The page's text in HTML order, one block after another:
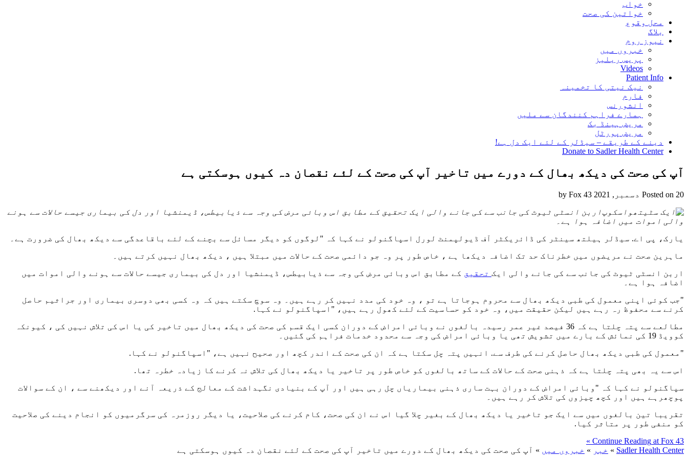
خواب
خواتین کی صحت
محل وقوع
بلاگ
نیوز روم
خبروں میں
پریس ریلیز
Videos
Patient Info
نیک نیتی کا تخمینہ
فارم
انشورنس
ہمارے فراہم کنندگان سے ملیں
مریض ہینڈ بک
مریض پورٹل
دینے کے طریقے – سیڈلر کے لئے ایک دل ہے!
Donate to Sadler Health Center
آپ کی صحت کی دیکھ بھال کے دورے میں تاخیر آپ کی صحت کے لئے نقصان دہ کیوں ہوسکتی ہے
Posted on 20 دسمبر, 2021
اربن انسٹی ٹیوٹ کی جانب سے کی جانے والی ایک تحقیق کے مطابق اس وبائی مرض کی وجہ سے ذیابیطس، ڈیمنشیا اور دل کی بیماری جیسے حالات سے ہونے
والی اموات میں اضافہ ہوا ہے۔
یارک، پی اے. سیڈلر ہیلتھ سینٹر کی ڈائریکٹر آف ڈیولپمنٹ لورل اسپاگنولو نے کہا کہ "لوگوں کو دیگر مسائل سے بچنے کے لئے باقاعدگی سے دیکھ بھال کی ضرورت ہے۔
ماہرین صحت نے مریضوں میں خطرناک حد تک اضافہ دیکھا ہے ، خاص طور پر وہ جو دائمی صحت کے حالات میں مبتلا ہیں ، دیکھ بھال نہیں کرتے ہیں۔
اربن انسٹی ٹیوٹ کی جانب سے کی جانے والی ایک تحقیق کے مطابق اس وبائی مرض کی وجہ سے ذیابیطس، ڈیمنشیا اور دل کی بیماری جیسے حالات سے ہونے والی اموات میں
اضافہ ہوا ہے۔
"جب کوئی اپنی معمول کی طبی دیکھ بھال سے محروم ہوجاتا ہے تو ، وہ خود کی مدد نہیں کر رہے ہیں۔ وہ سوچ سکتے ہیں کہ وہ کسی بھی دوسری بیماری اور جراثیم حاصل
کرنے سے محفوظ رہ رہے ہیں لیکن حقیقت میں، وہ خود کو حساسیت کے لئے کھول رہے ہیں، "اسپاگنولو نے کہا.
مطالعے سے پتہ چلتا ہے کہ 36 فیصد غیر عمر رسیدہ بالغوں نے وبائی امراض کے دوران کسی ایک قسم کی صحت کی دیکھ بھال میں تاخیر کی یا اس کی تلاش نہیں کی ، کیونکہ
کوویڈ 19 کی نمائش کے بارے میں تشویش تھی یا وبائی امراض کی وجہ سے محدود خدمات فراہم کی گئیں۔
"معمول کی طبی دیکھ بھال حاصل کرنے کی طرف سے. انہیں پتہ چل سکتا ہے کہ ان کی صحت کے اندر کچھ اور صحیح نہیں ہے، "اسپاگنولو نے کہا.
اس سے یہ بھی پتہ چلتا ہے کہ ذہنی صحت کے حالات کے ساتھ بالغوں کو خاص طور پر تاخیر یا دیکھ بھال کی تلاش نہ کرنے کا زیادہ خطرہ تھا.
سپاگنولو نے کہا کہ "وبائی امراض کے دوران بہت ساری ذہنی بیماریاں چل رہی ہیں اور آپ کے بنیادی نگہداشت کے معالج کے ذریعہ آنے اور دیکھنے سے ، ان کے سوالات
پوچھرہے ہیں اور کچھ چیزوں کی تلاش کر رہے ہیں۔
تقریبا تین بالغوں میں سے ایک جو تاخیر یا دیکھ بھال کے بغیر چلا گیا اس نے ان کی صحت، کام کرنے کی صلاحیت، یا دیگر روزمرہ کی سرگرمیوں کو انجام دینے کی صلاحیت
کو منفی طور پر متاثر کیا.
Continue Reading
آپ
کی
at Fox 43 »
Sadler Health Center
» خبر » خبروں میں » آپ کی صحت کی دیکھ بھال کے دورے میں تاخیر آپ کی صحت کے لئے نقصان دہ کیوں ہوسکتی ہے